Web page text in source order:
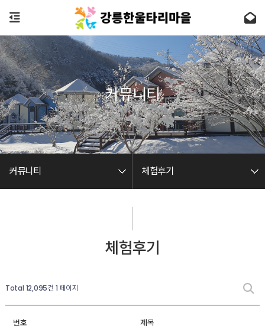
커뮤니티 체험후기
커뮤니티
체험후기
Total 12,095건 1 페이지
번호 제목